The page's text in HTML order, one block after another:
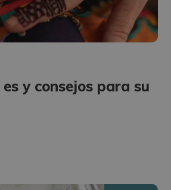
y consejos para su